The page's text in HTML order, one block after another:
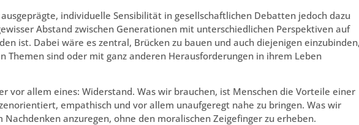
individuelle Sensibilität in gesellschaftlichen Debatten jedoch dazu
Abstand zwischen Generationen mit unterschiedlichen Perspektiven auf
ist. Dabei wäre es zentral, Brücken zu bauen und auch diejenigen einzubinden,
Themen sind oder mit ganz anderen Herausforderungen in ihrem Leben
vor allem eines: Widerstand. Was wir brauchen, ist Menschen die Vorteile einer
empathisch und vor allem unaufgeregt nahe zu bringen. Was wir
Nachdenken anzuregen, ohne den moralischen Zeigefinger zu erheben.